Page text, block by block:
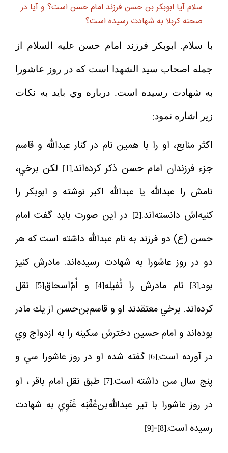
سلام آيا ابوبكر بن حسن فرزند امام حسن است؟ و آيا در
صحنه كربلا به شهادت رسيده است؟
با سلام. ابوبكر‌ فرزند امام حسن عليه السلام از
جمله اصحاب سيد الشهدا است كه در روز عاشورا
به شهادت رسيده است. درباره وي بايد به نكات
زير اشاره نمود:
اكثر منابع، او را با همين نام در كنار عبدالله و قاسم
جزء فرزندان امام حسن ذكر كرده‌اند.[1]
‌ لكن برخي،
نامش را عبدالله يا عبدالله اكبر نوشته و ابوبكر را
كنيه‌اش دانسته‌اند.[2]
در اين صورت بايد گفت امام
حسن (ع) دو فرزند به نام عبدالله داشته است كه هر
دو در روز عاشورا به شهادت رسيده‌اند. ‌مادرش كنيز
بود.[3] نام مادرش را نُفيله[4] و ‌اُمّ‌اسحاق[5]
نقل
كرده‌اند. برخي معتقدند او و قاسم‌بن‌حسن از يك مادر
بوده‌اند و امام حسين دخترش سكينه را به ازدواج وي
در آورده است.[6] گفته شده او در روز عاشورا سي و
پنج سال سن داشته است.[7] طبق نقل امام باقر، او
در روز عاشورا با تير عبدالله‌بن‌عُقْبَه غَنَوِي به شهادت
رسيده است.[8]
-
[9]